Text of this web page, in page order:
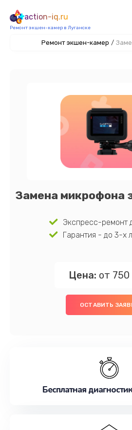
action-iq.ru
Ремонт экшен-камер в Луганске
Ремонт экшен-камер /
Замена микрофона
Экспресс-ремонт
Гарантия - до 3-х
Цена: от 750
ОСТАВИТЬ
Бесплатная